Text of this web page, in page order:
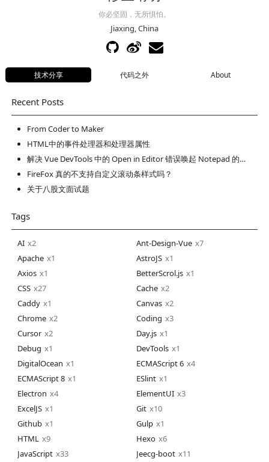
你必坚固，无所惧怕。
Jiaxing, China
技术分享 代码之外 About
Recent Posts
From Coder to Maker
HTML中的事件处理器和处理器属性
解决 Vue DevTools 中的 Open in Editor 错误唤起 Notepad 的问题
FireFox 真的不支持自定义滚动条样式吗？
关于八股文面试题
Tags
AI 2 Ant-Design-Vue
7
Apache
1 AstroJS
1
Axios
1 BetterScrol.js
1
CSS
27 Cache
2
Caddy
1 Canvas
2
Chrome
2 Coding
3
Cursor
2 Day.js
1
Debug
1 DevTools
1
DigitalOcean
1 ECMAScript 6
4
ECMAScript 8
1 ESlint
1
Electron
4 ElementUI
3
ExcelJS
1 Git
10
Github
1 Gulp
1
HTML
9 Hexo
6
JavaScript
33 Jeecg-boot
11